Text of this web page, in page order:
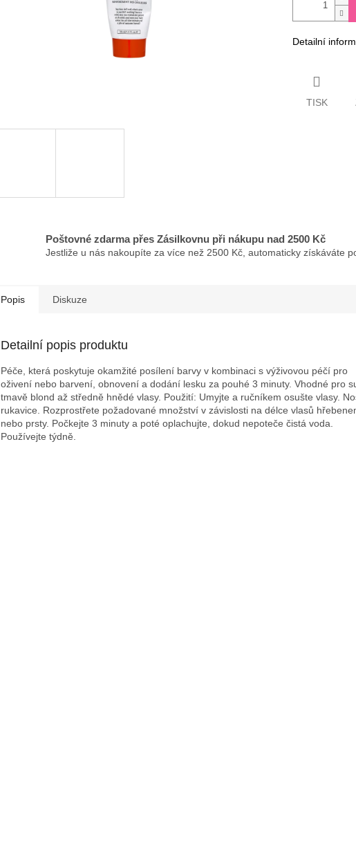
Detailní
TISK
Poštovné zdarma přes Zásilkovnu při nákupu nad 2500 Kč
Jestliže u nás nakoupíte za více než 2500 Kč, automaticky získáváte
Popis Diskuze
Detailní popis produktu
Péče, která poskytuje okamžité posílení barvy v kombinaci s výživovou péčí pro
oživení nebo barvení, obnovení a dodání lesku za pouhé 3 minuty. Vhodné pro
tmavě blond až středně hnědé vlasy. Použití: Umyjte a ručníkem osušte vlasy.
rukavice. Rozprostřete požadované množství v závislosti na délce vlasů
nebo prsty. Počkejte 3 minuty a poté oplachujte, dokud nepoteče čistá voda.
Používejte týdně.